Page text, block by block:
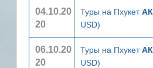
04.10.20
20
Туры на Пхукет
USD)
06.10.20
20
Туры на Пхукет
USD)